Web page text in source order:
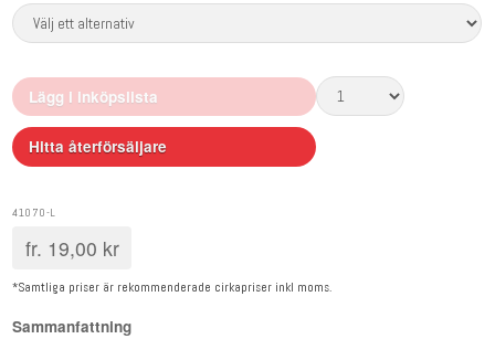
41070-L
fr. 19,00 kr
*Samtliga priser är rekommenderade cirkapriser inkl moms.
Lägg i inköpslista
Hitta återförsäljare
Sammanfattning